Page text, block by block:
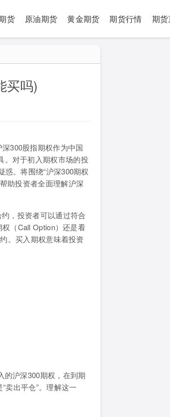
货 原油期货 黄金期货 期货行情 期
买吗)
300股指期权作为中国
。对于初入期权市场的投
惑。将围绕“沪深300期权
助投资者全面理解沪深
，投资者可以通过符合
（Call Option）还是看
。买入期权意味着投资
的沪深300期权，在到期
卖出平仓”。理解这一